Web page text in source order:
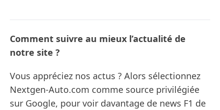
Comment suivre au mieux l’actualité de
notre site ?
Vous appréciez nos actus ? Alors sélectionnez
Nextgen-Auto.com comme source privilégiée
sur Google, pour voir davantage de news F1 de